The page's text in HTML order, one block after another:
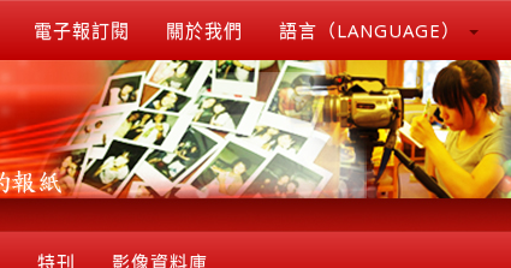
電子報訂閱 關於我們 語言（LANGUAGE）
特刊 影像資料庫